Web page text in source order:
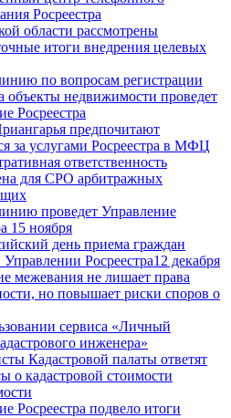
Росреестра
области рассмотрены
итоги внедрения целевых
по вопросам регистрации
объекты недвижимости проведет
Росреестра
предпочитают
за услугами Росреестра в МФЦ
ответственность
для СРО арбитражных
проведет Управление
15 ноября
день приема граждан
Росреестра12 декабря
межевания не лишает права
но повышает риски споров о
сервиса «Личный
инженера»
Кадастровой палаты ответят
о кадастровой стоимости
Росреестра подвело итоги